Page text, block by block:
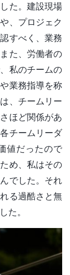
た。建設現場
、プロジェク
すべく、業務
た、労働者の
私のチームの
業務指導を称
、チームリー
ほど関係があ
チームリーダ
値だったので
め、私はその
でした。それ
る過酷さと無
た。